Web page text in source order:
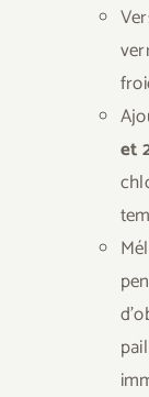
et